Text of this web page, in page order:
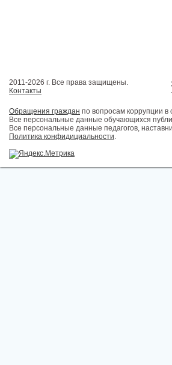
2011-2026 г. Все права защищены.
Контакты
Обращения граждан по вопросам коррупции
Все персональные данные обучающихся
Все персональные данные педагогов,
Политика конфидициальности.